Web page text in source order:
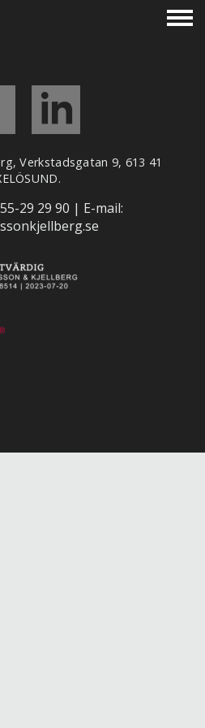
Verkstadsgatan 9, 613 41
29 29 90 | E-mail: